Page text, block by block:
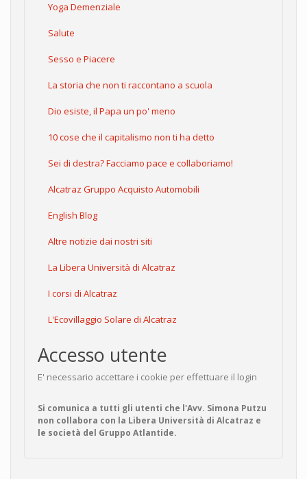
Yoga Demenziale
Salute
Sesso e Piacere
La storia che non ti raccontano a scuola
Dio esiste, il Papa un po' meno
10 cose che il capitalismo non ti ha detto
Sei di destra? Facciamo pace e collaboriamo!
Alcatraz Gruppo Acquisto Automobili
English Blog
Altre notizie dai nostri siti
La Libera Università di Alcatraz
I corsi di Alcatraz
L'Ecovillaggio Solare di Alcatraz
Accesso utente
E' necessario accettare i cookie per effettuare il login
Si comunica a tutti gli utenti che l'Avv. Simona Putzu
non collabora con la Libera Università di Alcatraz e
le società del Gruppo Atlantide.